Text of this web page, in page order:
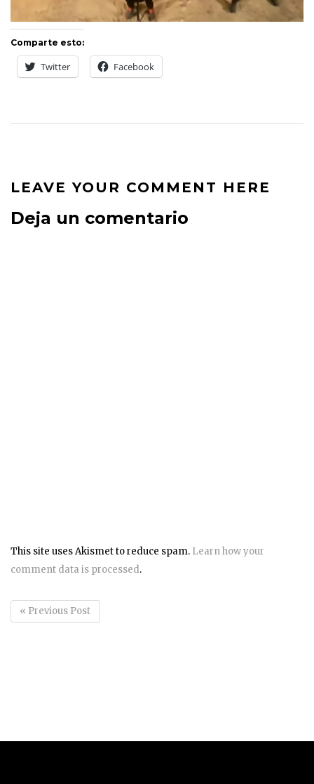
Comparte esto:
Twitter Facebook
LEAVE YOUR COMMENT HERE
Deja un comentario
This site uses Akismet to reduce spam. Learn how your
comment data is processed.
« Previous Post